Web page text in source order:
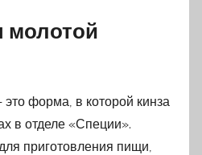
молотой
форма, в которой кинза
в отделе «Специи».
приготовления пищи,